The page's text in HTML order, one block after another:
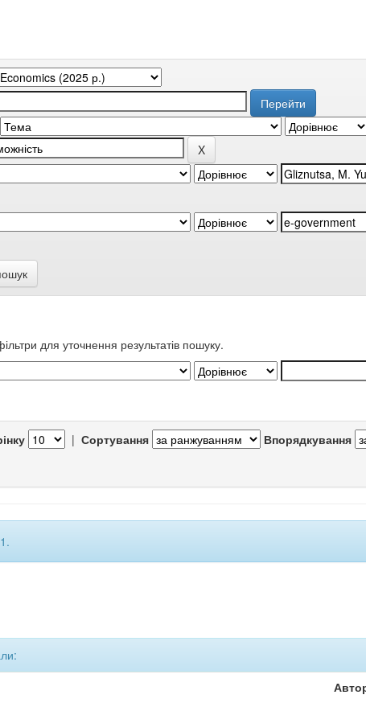
для уточнення результатів пошуку.
| Сортування Впорядкування